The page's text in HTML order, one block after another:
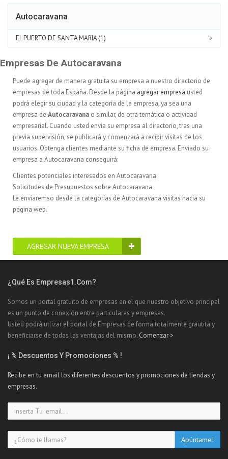
Autocaravana
EL PUERTO DE SANTA MARIA (1)
Empresas De Autocaravana
Puede agregar de manera gratuita su empresa a nuestro directorio de
empresas de toda España. Desde la página agregar empresa usted
podrá elegir su ciudad y la categoría de la empresa, ya sea una
empresa de Autocaravana o similar, de otra temática o actividad
empresarial. Cuando usted envia su empresa al directorio, tras una
previa supervisión, se publicará y comenzará a recibir visitas de los
usuarios. Obtenga clientes mediante su ficha de empresa. Enviado su
empresa a Autocaravana conseguirá:
Clientes potenciales interesados en Autocaravana
Solicitudes de Presupuestos sobre Autocaravana
Le enviaremso desde la categorías de Autocaravana visitas hacia su
página web.
AGREGAR NUEVA EMPRESA
¿Qué Es Empresas1.com?
Somos un portal gratuito de empresas en el que nuestro objetivo principal
es un punto de conexión entre particulares y empresas.
Usted podrá utlizar el portal de Empresas de forma totalmente grautita y
beneficiarse de todas las ventajas del mismo. Comenzar >
¡ % Descuentos Y Promociones % !
Recibe en tu email los diferentes descuentos y promociones de tiendas y
empresas.